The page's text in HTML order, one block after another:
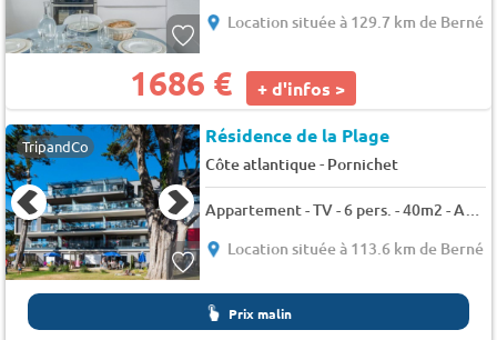
Location située à 129.7 km de Berné
1686 € + d'infos >
TripandCo Résidence de la Plage
Côte atlantique- Pornichet
Appartement - TV - 6 pers. - 40m2 - Animaux admis
Location située à 113.6 km de Berné
Prix malin